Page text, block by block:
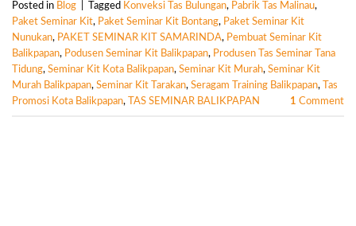
Posted in Blog Tagged Konveksi Tas Bulungan, Pabrik Tas Malinau,
Paket Seminar Kit, Paket Seminar Kit Bontang, Paket Seminar Kit
Nunukan, PAKET SEMINAR KIT SAMARINDA, Pembuat Seminar Kit
Balikpapan, Podusen Seminar Kit Balikpapan, Produsen Tas Seminar Tana
Tidung, Seminar Kit Kota Balikpapan, Seminar Kit Murah, Seminar Kit
Murah Balikpapan, Seminar Kit Tarakan, Seragam Training Balikpapan,
Tas
Promosi Kota Balikpapan, TAS SEMINAR BALIKPAPAN 1 Comment